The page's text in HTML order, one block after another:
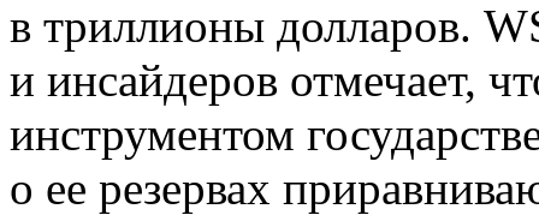
в триллионы долларов.
и инсайдеров отмечает,
инструментом
о ее резервах